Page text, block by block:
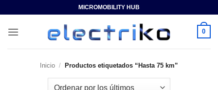
contenido
MICROMOBILITY HUB
0
Inicio / Productos etiquetados “Hasta 75 km”